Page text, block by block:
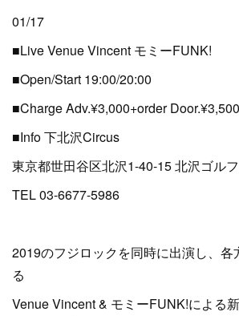
01/17
■Live Venue Vincent モミーFUNK!
■Open/Start 19:00/20:00
■Charge Adv.¥3,000+order
■Info 下北沢Circus
東京都世田谷区北沢1-40-15 北沢ゴル
TEL 03-6677-5986
2019のフジロックを同時に出演し、各
る
Venue Vincent & モミーFUNK!による